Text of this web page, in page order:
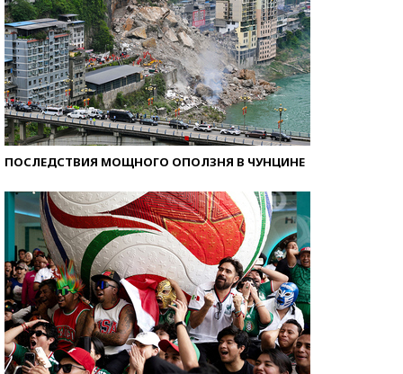
ПОСЛЕДСТВИЯ МОЩНОГО ОПОЛЗНЯ В ЧУНЦИНЕ